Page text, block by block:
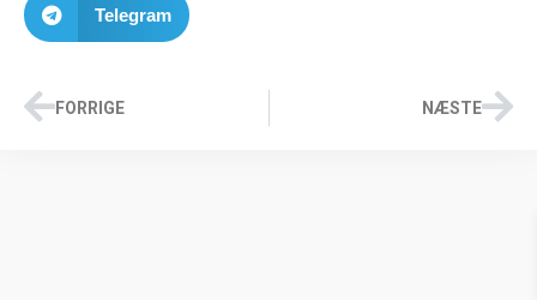
Telegram
FORRIGE NÆSTE